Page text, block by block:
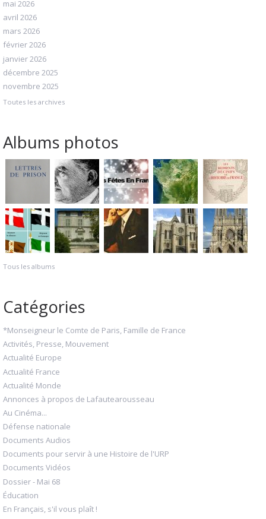
mai 2026
avril 2026
mars 2026
février 2026
janvier 2026
décembre 2025
novembre 2025
Toutes les archives
Albums photos
Tous les albums
Catégories
*Monseigneur le Comte de Paris, Famille de France
Activités, Presse, Mouvement
Actualité Europe
Actualité France
Actualité Monde
Annonces à propos de Lafautearousseau
Au Cinéma...
Défense nationale
Documents Audios
Documents pour servir à une Histoire de l'URP
Documents Vidéos
Dossier - Mai 68
Éducation
En Français, s'il vous plaît !